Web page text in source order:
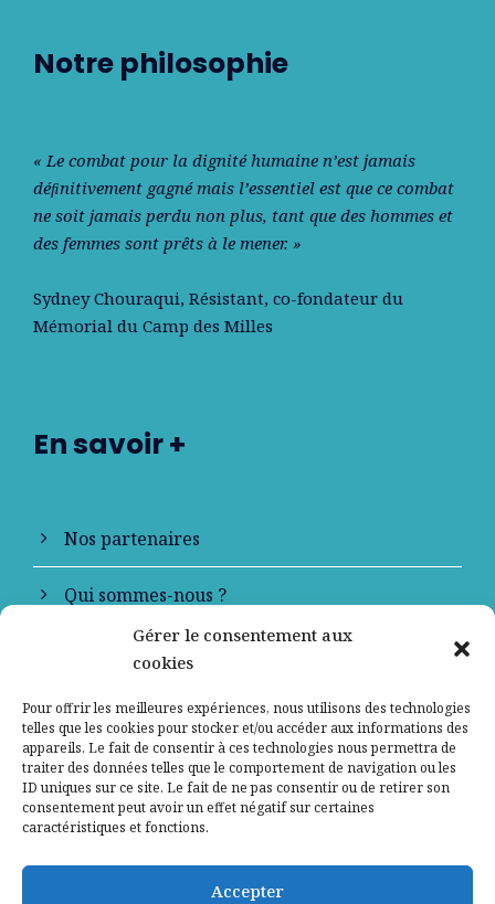
Gérer le consentement aux
cookies
Pour offrir les meilleures expériences, nous utilisons des technologies
telles que les cookies pour stocker et/ou accéder aux informations des
appareils. Le fait de consentir à ces technologies nous permettra de
traiter des données telles que le comportement de navigation ou les
ID uniques sur ce site. Le fait de ne pas consentir ou de retirer son
consentement peut avoir un effet négatif sur certaines
caractéristiques et fonctions.
Accepter
Notre philosophie
« Le combat pour la dignité humaine n’est jamais
déﬁnitivement gagné mais l’essentiel est que ce combat
ne soit jamais perdu non plus, tant que des hommes et
des femmes sont prêts à le mener. »
Sydney Chouraqui, Résistant, co-fondateur du
Mémorial du Camp des Milles
En savoir +
Nos partenaires
Qui sommes-nous ?
Contactez-nous
Mentions légales
Politique de confidentialité